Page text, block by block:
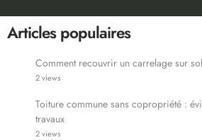
Articles populaires
Comment recouvrir un carrelage sur
2 views
Toiture commune sans copropriété :
travaux
2 views